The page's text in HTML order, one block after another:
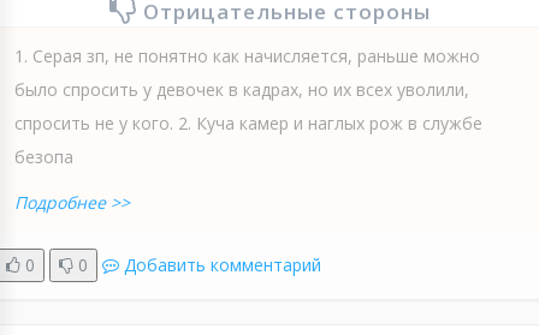
Отрицательные стороны
1. Серая зп, не понятно как начисляется, раньше можно
было спросить у девочек в кадрах, но их всех уволили,
спросить не у кого. 2. Куча камер и наглых рож в службе
безопа
Подробнее >>
0 0 Добавить комментарий